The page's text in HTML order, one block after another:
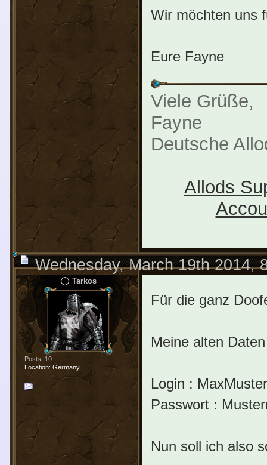
Wir möchten uns
Eure Fayne
Viele Grüße,
Fayne
Deutsche
Allods
Wednesday, March 19th 2014,
Tarkos
Posts: 10
Location: Germany
Für die ganz
Meine alten
Login :
Passwort :
Nun soll ich also